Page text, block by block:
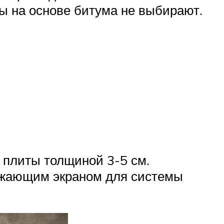
на основе битума не выбирают.
плиты толщиной 3-5 см.
экраном для системы